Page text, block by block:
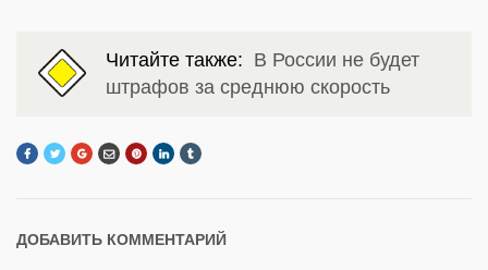
Читайте также: В России не будет
штрафов за среднюю скорость
ДОБАВИТЬ КОММЕНТАРИЙ